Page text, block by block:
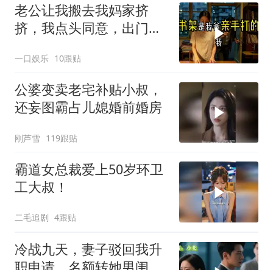
老公让我搬去我妈家挤
挤，我点头同意，出门时
把车钥匙
一口娱乐 10跟贴
公婆变卖老宅补贴小叔，
还妄图霸占儿媳婚前婚房
刚芦雪 119跟贴
霸道女总裁爱上50岁环卫
工大叔！
二毛追剧 4跟贴
冷战九天，妻子驳回我升